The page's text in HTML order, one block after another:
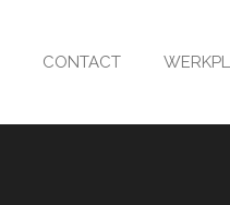
CONTACT